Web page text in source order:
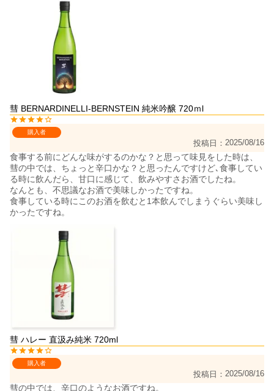
彗 BERNARDINELLI-BERNSTEIN 純米吟醸 720ｍl
購入者
投稿日 2025/08/16
食事する前にどんな味がするのかな？と思って味見をした時は、
彗の中では、ちょっと辛口かな？と思ったんですけど､食事してい
る時に飲んだら、甘口に感じて、飲みやすさお酒でしたね。
なんとも、不思議なお酒で美味しかったですね。
食事している時にこのお酒を飲むと1本飲んでしまうぐらい美味し
かったですね。
彗 ハレー 直汲み純米 720ml
購入者
投稿日 2025/08/16
彗の中では、辛口のようなお酒ですね。